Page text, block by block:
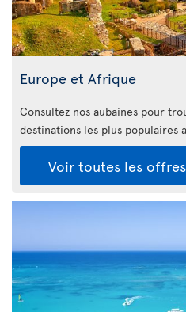
Europe et Afrique
Consultez nos aubaines pour
destinations les plus populaires
Voir toutes les